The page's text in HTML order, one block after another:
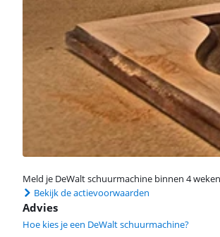
Meld je DeWalt schuurmachine binnen 4
Bekijk de actievoorwaarden
Advies
Hoe kies je een DeWalt schuurmachine?